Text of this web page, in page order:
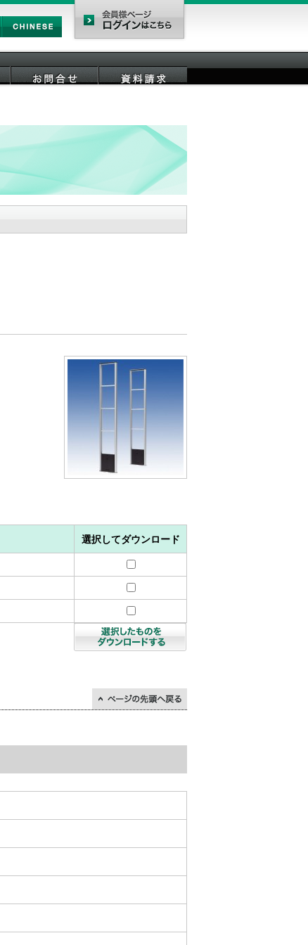
Chinese
会員様ページ
選択してダウンロード